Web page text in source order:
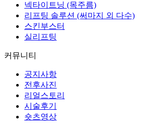
넥타이트닝 (목주름)
리프팅 솔루션 (써마지 외 다수)
스킨부스터
실리프팅
커뮤니티
공지사항
전후사진
리얼스토리
시술후기
숏츠영상